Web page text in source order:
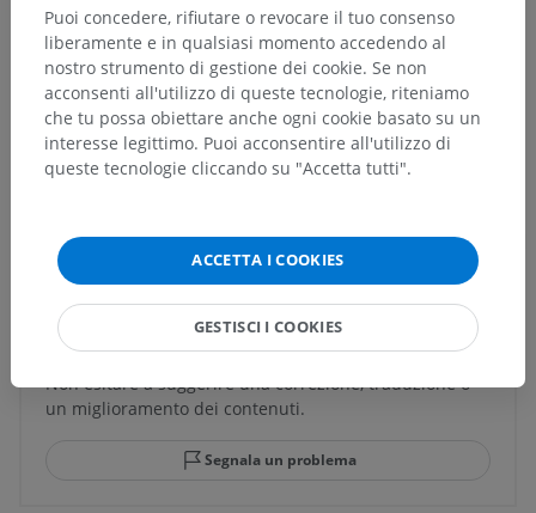
Strutture sottostanti:Non sono presenti strutture
soggiacenti per questa parte anatomica
Neuroanatomia umana
Traduzioni
Hai notato un errore?
Non esitare a suggerire una correzione, traduzione o
un miglioramento dei contenuti.
Segnala un problema
Puoi concedere, rifiutare o revocare il tuo consenso
liberamente e in qualsiasi momento accedendo al
nostro strumento di gestione dei cookie. Se non
acconsenti all'utilizzo di queste tecnologie, riteniamo
che tu possa obiettare anche ogni cookie basato su un
interesse legittimo. Puoi acconsentire all'utilizzo di
queste tecnologie cliccando su "Accetta tutti".
ACCETTA I COOKIES
GESTISCI I COOKIES